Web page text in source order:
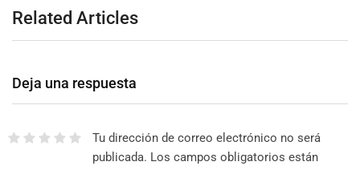
Related Articles
Deja una respuesta
Tu dirección de correo electrónico no será
publicada. Los campos obligatorios están